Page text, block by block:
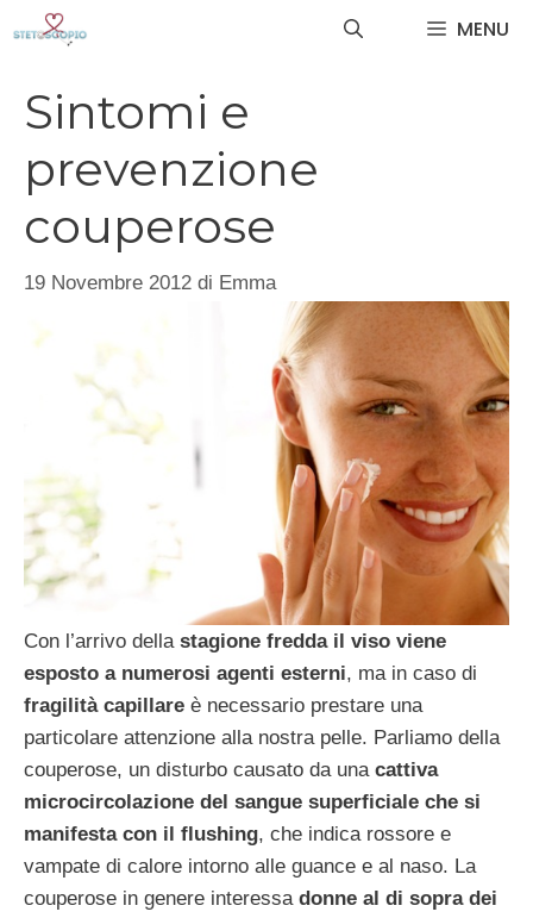
MENU
Sintomi e
prevenzione
couperose
19 Novembre 2012 di Emma
Con l’arrivo della stagione fredda il viso viene
esposto a numerosi agenti esterni, ma in caso di
fragilità capillare è necessario prestare una
particolare attenzione alla nostra pelle. Parliamo della
couperose, un disturbo causato da unacattiva
microcircolazione del sangue superficiale che si
manifesta con il flushing, che indica rossore e
vampate di calore intorno alle guance e al naso. La
couperose in genere interessa donne al di sopra dei